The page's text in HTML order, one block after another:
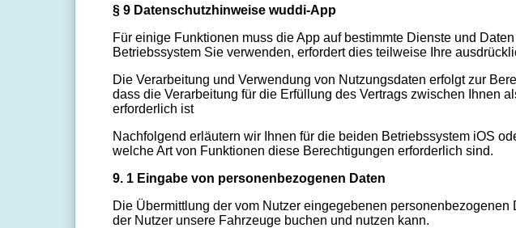
§ 9 Datenschutzhinweise wuddi-App
Für einige Funktionen muss die App auf bestimmte Dienste und
Betriebssystem Sie verwenden, erfordert dies teilweise Ihre
Die Verarbeitung und Verwendung von Nutzungsdaten erfolgt zur
dass die Verarbeitung für die Erfüllung des Vertrags zwischen Ihnen
erforderlich ist
Nachfolgend erläutern wir Ihnen für die beiden Betriebssystem iOS
welche Art von Funktionen diese Berechtigungen erforderlich sind.
9. 1 Eingabe von personenbezogenen Daten
Die Übermittlung der vom Nutzer eingegebenen
der Nutzer unsere Fahrzeuge buchen und nutzen kann.